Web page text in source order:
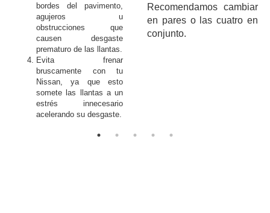
bordes del pavimento,
agujeros u
obstrucciones que
causen desgaste
prematuro de las llantas.
Evita frenar
bruscamente con tu
Nissan, ya que esto
somete las llantas a un
estrés innecesario
acelerando su desgaste.
Recomendamos cambiar
en pares o las cuatro en
conjunto.